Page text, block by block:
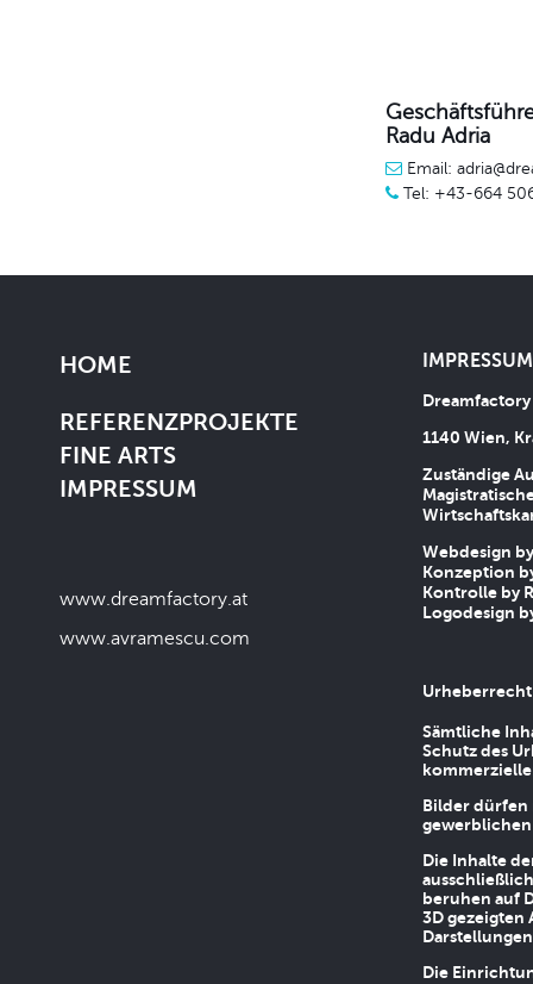
Radu Adria
Email:
Tel: +43-664
HOME
REFERENZPROJEKTE
FINE ARTS
IMPRESSUM
www.dreamfactory.at
www.avramescu.com
1140 Wien,
Zuständige
Webdesign
Konzeption
Kontrolle by
Logodesign
Urheberrecht
Sämtliche
Schutz des
Bilder dürfen
Die Inhalte
beruhen auf
3D gezeigten
Die